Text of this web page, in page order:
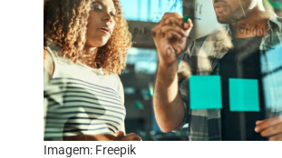
Imagem: Freepik